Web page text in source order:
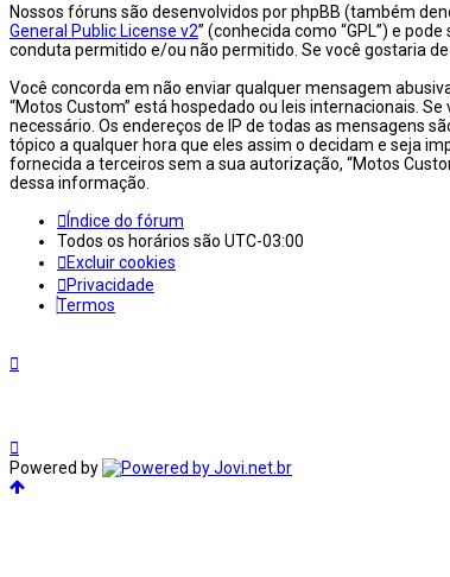
Nossos fóruns são desenvolvidos por phpBB (também
General Public License v2” (conhecida como “GPL”) e
conduta permitido e/ou não permitido. Se você gostaria
Você concorda em não enviar qualquer mensagem
“Motos Custom” está hospedado ou leis internacionais.
necessário. Os endereços de IP de todas as mensagens
tópico a qualquer hora que eles assim o decidam e seja
fornecida a terceiros sem a sua autorização, “Motos
dessa informação.
Índice do fórum
Todos os horários são UTC-03:00
Excluir cookies
Privacidade
Termos
Powered by